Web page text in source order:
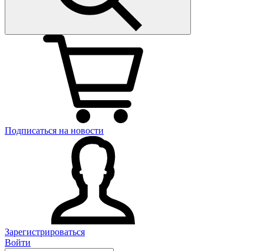
Подписаться на новости
Зарегистрироваться
Войти